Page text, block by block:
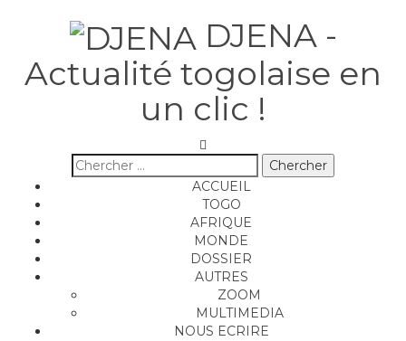
DJENA -
Actualité togolaise en
un clic !
ACCUEIL
TOGO
AFRIQUE
MONDE
DOSSIER
AUTRES
ZOOM
MULTIMEDIA
NOUS ECRIRE